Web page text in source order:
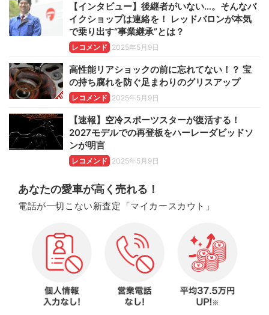
【インタビュー】後継者がいない…。そんなバ
イクショップは連絡を！ レッドバロンが本気
で乗り出す“事業継承”とは？
レコメンド 2025年5月9日
高性能リアショックの前に忘れてない！？ 宝
の持ち腐れを防ぐ足まわりのグリスアップ
レコメンド 2025年5月9日
【速報】空冷スポーツスターが復活する！
2027モデルでの再登板をハーレーダビッドソ
ンが明言
レコメンド 2025年5月9日
あなたの愛車が高く売れる！
電話が一切こない新査定「マイカースカウト」